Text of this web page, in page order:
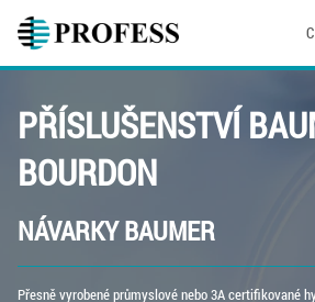
PŘÍSLUŠENSTVÍ
BOURDON
NÁVARKY BAUMER
Přesně vyrobené průmyslové nebo 3A certifikované